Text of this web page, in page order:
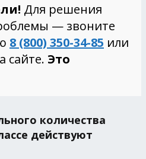
Для решения
— звоните
8 (800) 350-34-85 или
сайте. Это
количества
действуют